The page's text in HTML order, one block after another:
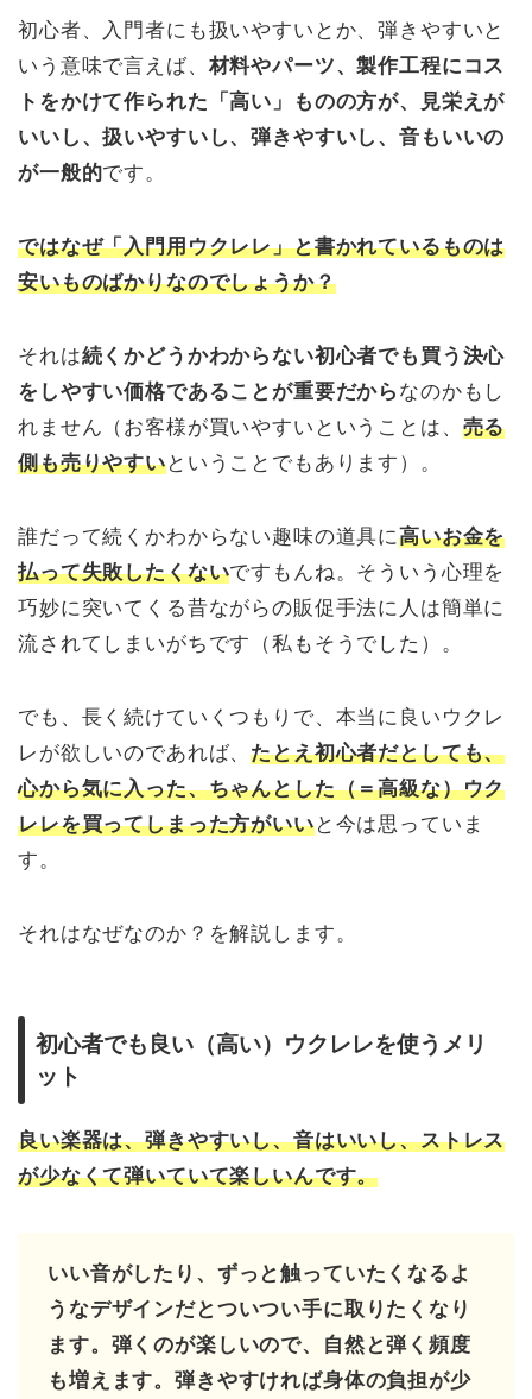
初心者、入門者にも扱いやすいとか、弾きやすいと
いう意味で言えば、 材料やパーツ、製作工程にコス
トをかけて作られた「高い」ものの方が、見栄えが
いいし、扱いやすいし、弾きやすいし、音もいいの
が一般的です。
ではなぜ「入門用ウクレレ」と書かれているものは
安いものばかりなのでしょうか？
それは続くかどうかわからない初心者でも買う決心
をしやすい価格であることが重要だから なのかもし
れません（お客様が買いやすいということは、 売る
側も売りやすいということでもあります）。
誰だって続くかわからない趣味の道具に高いお金を
払って失敗したくないですもんね。そういう心理を
巧妙に突いてくる昔ながらの販促手法に人は簡単に
流されてしまいがちです（私もそうでした）。
でも、長く続けていくつもりで、本当に良いウクレ
レが欲しいのであれば、たとえ初心者だとしても、
心から気に入った、ちゃんとした（＝高級な）ウク
レレを買ってしまった方がいいと今は思っていま
す。
それはなぜなのか？を解説します。
初心者でも良い（高い）ウクレレを使うメリ
ット
良い楽器は、弾きやすいし、音はいいし、ストレス
が少なくて弾いていて楽しいんです。
いい音がしたり、ずっと触っていたくなるよ
うなデザインだとついつい手に取りたくなり
ます。弾くのが楽しいので、自然と弾く頻度
も増えます。弾きやすければ身体の負担が少